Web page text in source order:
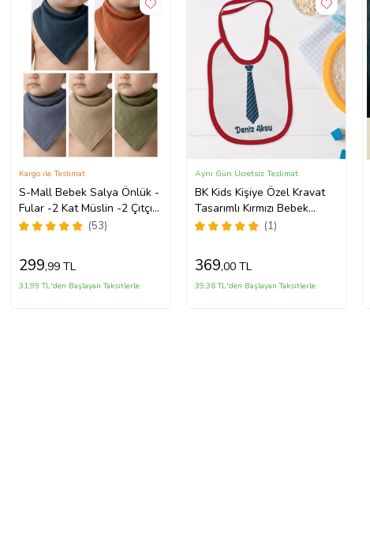
S-Mall Bebek Salya Önlük -
Fular -2 Kat Müslin -2 Çıtçıt
-5'li
(53)
Kargo ile Teslimat
299,99 TL
31,99 TL'den Başlayan Taksitlerle
BK Kids Kişiye Özel Kravat
Tasarımlı Kırmızı Bebek
Mama Önlüğü-1
(1)
Aynı Gün Ücretsiz Teslimat
369,00 TL
39,36 TL'den Başlayan Taksitlerle